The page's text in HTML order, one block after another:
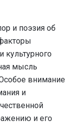
и поэзия об
культурного
мысль
внимание
и
и его